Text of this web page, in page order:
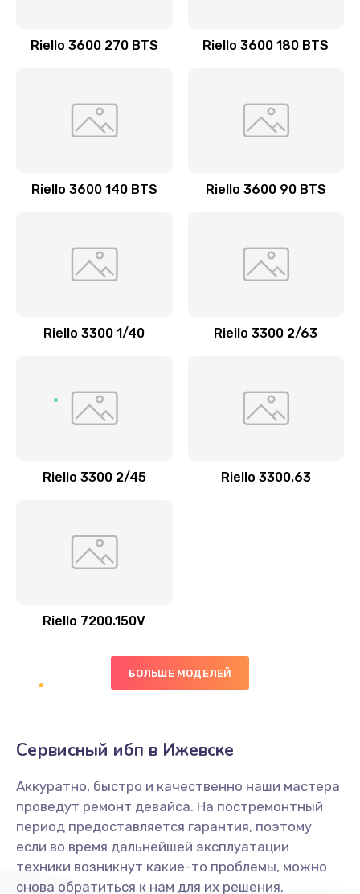
Riello 3600 270 BTS Riello 3600 180 BTS
Riello 3600 140 BTS Riello 3600 90 BTS
Riello 3300 1/40 Riello 3300 2/63
Riello 3300 2/45 Riello 3300.63
Riello 7200.150V
БОЛЬШЕ МОДЕЛЕЙ
Сервисный ибп в Ижевске
Аккуратно, быстро и качественно наши мастера
проведут ремонт девайса. На постремонтный
период предоставляется гарантия, поэтому
если во время дальнейшей эксплуатации
техники возникнут какие-то проблемы, можно
снова обратиться к нам для их решения.